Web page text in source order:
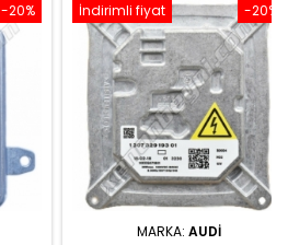
-20% -20%
İndirimli fiyat
MARKA: AUDI